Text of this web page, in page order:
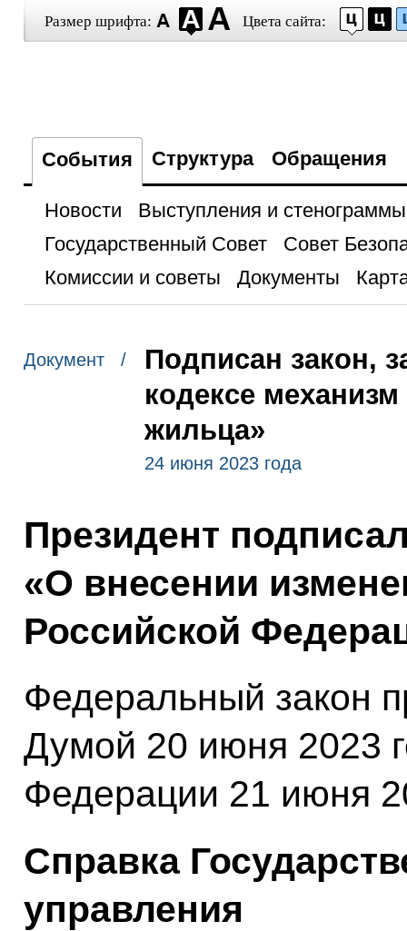
Размер шрифта: Цвета сайта:
События Структура Обращения
Новости
Выступления и стенограммы
Государственный Совет
Совет
Комиссии и советы
Документы
Документ /
Подписан закон,
кодексе
жильца»
24 июня 2023 года
Президент
«О внесении
Российской
Федеральный закон
Думой 20 июня 2023
Федерации 21 июня
Справка
управления